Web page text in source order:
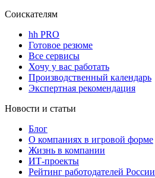
Соискателям
hh PRO
Готовое резюме
Все сервисы
Хочу у вас работать
Производственный календарь
Экспертная рекомендация
Новости и статьи
Блог
О компаниях в игровой форме
Жизнь в компании
ИТ-проекты
Рейтинг работодателей России